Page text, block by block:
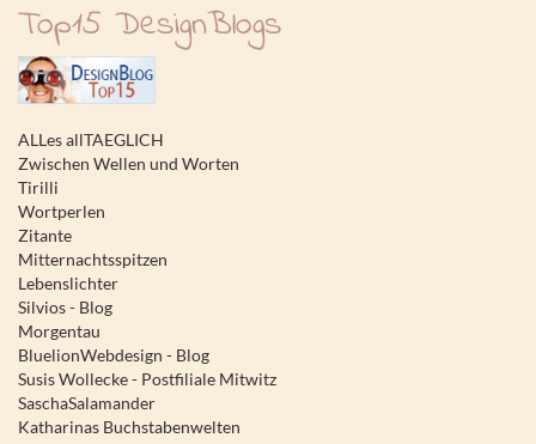
Top15 DesignBlogs
ALLes allTAEGLICH
Zwischen Wellen und Worten
Tirilli
Wortperlen
Zitante
Mitternachtsspitzen
Lebenslichter
Silvios - Blog
Morgentau
BluelionWebdesign - Blog
Susis Wollecke - Postfiliale Mitwitz
SaschaSalamander
Katharinas Buchstabenwelten